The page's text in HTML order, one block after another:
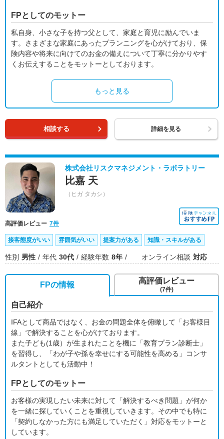
FPとしてのモットー
私自身、小さな子を持つ父として、家庭と育児に励んでいま
す。さまざまな家庭にあったプランニングを心がけており、保
険内容や将来に向けてのお金の備えについて丁寧に分かりやす
くお伝えすることをモットーとしております。
もっと見る
相談する 詳細を見る
株式会社リスクマネジメント・ラボラトリー
比嘉 天
（ヒガ タカシ）
高評価レビュー 7件
接客態度がいい 雰囲気がいい 提案力がある 知識・スキルがある
性別 男性 年代 30代 経験年数 8年 オンライン相談 対応
FPの情報
自己紹介
IFAとして商品ではなく、お金の問題全体を俯瞰して「お客様目
線」で解決することを心がけております。
また子ども(1歳）が生まれたことを機に「教育プラン診断士」
を習得し、「わが子や孫を幸せにする可能性を高める」コンサ
ルタントとしても活動中！
FPとしてのモットー
お客様の実現したい未来に対して「解決するべき問題」が何か
を一緒に探していくことを重視していきます。その中でも特に
「契約しなかった方にも満足していただく」対応をモットーと
しています。
高評価レビュー
(7件)